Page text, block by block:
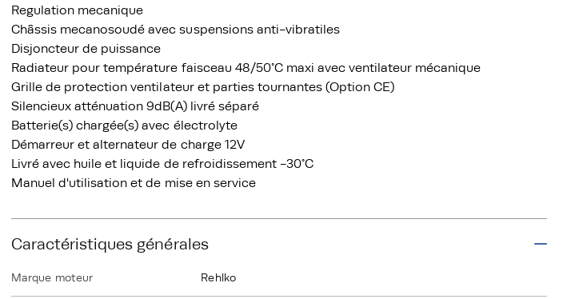
Regulation mecanique
Châssis mecanosoudé avec suspensions anti-vibratiles
Disjoncteur de puissance
Radiateur pour température faisceau 48/50°C maxi avec ventilateur mécanique
Grille de protection ventilateur et parties tournantes (Option CE)
Silencieux atténuation 9dB(A) livré séparé
Batterie(s) chargée(s) avec électrolyte
Démarreur et alternateur de charge 12V
Livré avec huile et liquide de refroidissement -30°C
Manuel d'utilisation et de mise en service
Caractéristiques générales
Marque moteur Rehlko